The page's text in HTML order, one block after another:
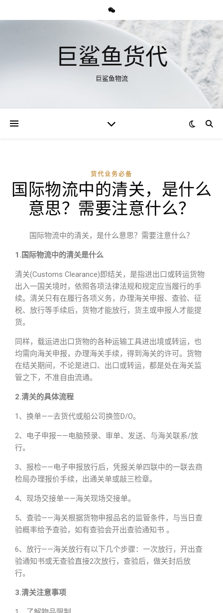
巨鲨鱼货代
巨鲨鱼物流
货代业务必备
国际物流中的清关，是什么
意思？需要注意什么？
国际物流中的清关，是什么意思？需要注意什么？
1.国际物流中的清关是什么
清关(Customs Clearance)即结关，是指进出口或转运货物
出入一国关境时，依照各项法律法规和规定应当履行的手
续。清关只有在履行各项义务，办理海关申报、查验、征
税、放行等手续后，货物才能放行，货主或申报人才能提
货。
同样，载运进出口货物的各种运输工具进出境或转运，也
均需向海关申报，办理海关手续，得到海关的许可。货物
在结关期间，不论是进口、出口或转运，都是处在海关监
管之下，不准自由流通。
2.清关的具体流程
1、换单——去货代或船公司换签D/O。
2、电子申报——电脑预录、审单、发送、与海关联系/放
行。
3、报检——电子申报放行后，凭报关单四联中的一联去商
检局办理报价手续，出通关单或敲三检章。
4、现场交接单——海关现场交接单。
5、查验——海关根据货物申报品名的监管条件，与当日查
验概率给予查验，如有查验会开出查验通知书 。
6、放行——海关放行有以下几个步骤：一次放行，开出查
验通知书或无查验直接2次放行，查验后，做关封后放
行。
3.清关注意事项